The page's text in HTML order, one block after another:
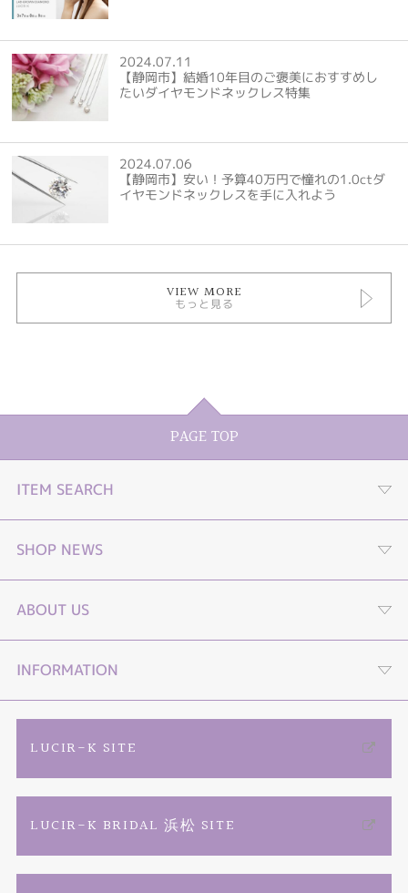
2024.07.11
【静岡市】結婚10年目のご褒美におすすめし
たいダイヤモンドネックレス特集
2024.07.06
【静岡市】安い！予算40万円で憧れの1.0ctダ
イヤモンドネックレスを手に入れよう
VIEW MORE
もっと見る
PAGE TOP
ITEM SEARCH
婚約指輪
結婚指輪
セットリング
エタニティーリング
婚約ネックレス
SHOP NEWS
プロポーズストーリームービー
プロポーズLP
オンライン接客
動画コンテンツ
ABOUT US
４つの選べる購入プラン
店舗情報・会社概要
INFORMATION
LUCIR-K SITE
LUCIR-K BRIDAL 浜松 SITE